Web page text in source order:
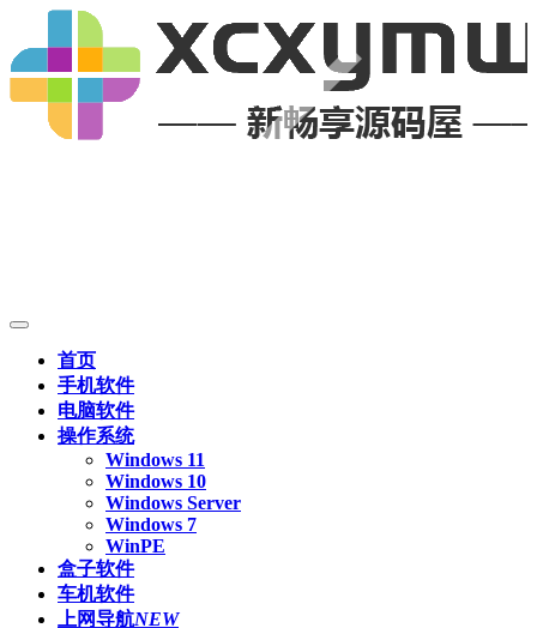
首页
手机软件
电脑软件
操作系统
Windows 11
Windows 10
Windows Server
Windows 7
WinPE
盒子软件
车机软件
上网导航NEW